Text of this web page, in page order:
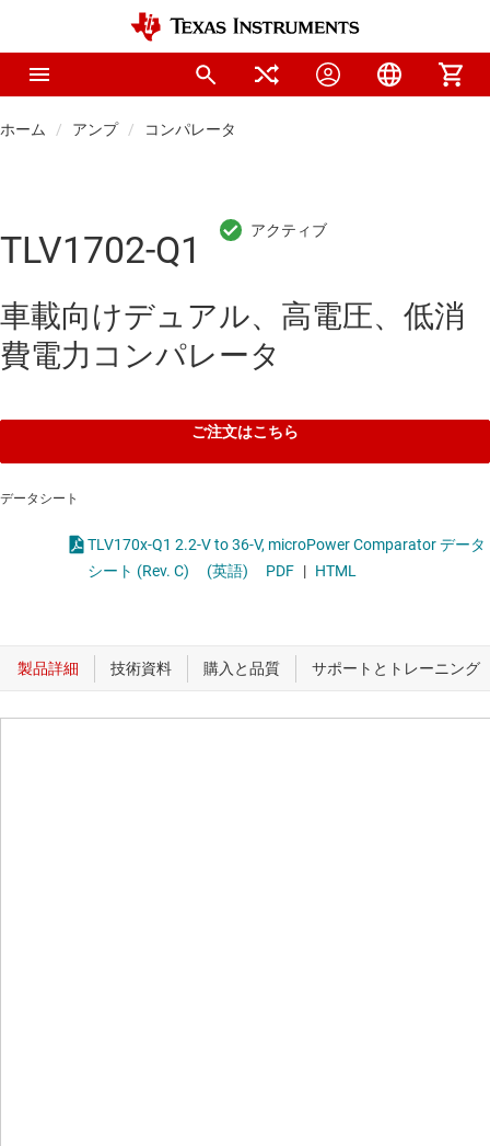
ホーム アンプ コンパレータ
TLV1702-Q1
車載向けデュアル、高電圧、低消
費電力コンパレータ
ご注文はこちら
データシート
TLV170x-Q1 2.2-V to 36-V, microPower Comparator データ
シート (Rev. C)
(英語) PDF | HTML